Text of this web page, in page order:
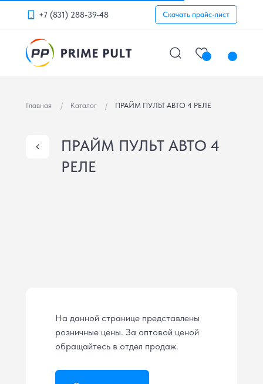
+7 (831) 288-39-48 Скачать прайс-лист
ПРАЙМ ПУЛЬТ АВТО 4
РЕЛЕ
Главная Каталог
/ ПРАЙМ ПУЛЬТ АВТО 4 РЕЛЕ
/
На данной странице представлены
розничные цены. За оптовой ценой
обращайтесь в отдел продаж.